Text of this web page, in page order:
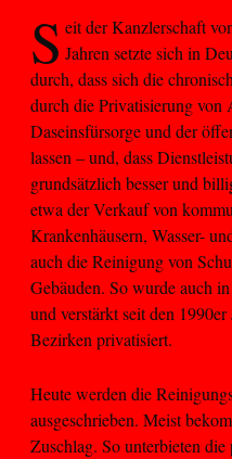
S eit der Kanzlerschaft
Jahren setzte sich in
durch, dass sich die
durch die Privatisierung von
Daseinsfürsorge und der
lassen – und, dass
grundsätzlich besser und
etwa der Verkauf von
Krankenhäusern, Wasser-
auch die Reinigung von
Gebäuden. So wurde auch
und verstärkt seit den
Bezirken privatisiert.
Heute werden die
ausgeschrieben. Meist
Zuschlag. So unterbieten die